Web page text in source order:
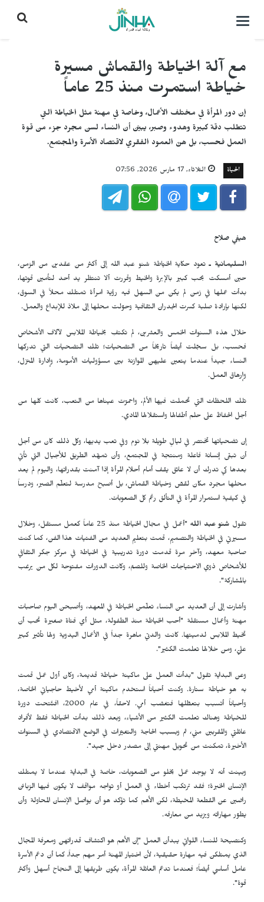
التحكم
مع آلة الخياطة والقماش مسيرة
خياطة استمرت منذ 25 عاماً
إن دور المرأة في مختلف الأعمال، وخاصة في مهنة مثل الخياطة التي
تتطلب دقة كبيرة وهدوء وصبر، يبيّن أن النساء لسن مجرد جزء من قوة
العمل فحسب، بل هنّ العمود الفقري لاقتصاد الأسرة والمجتمع.
الحياة الثلاثاء, 17 مارس 2026, 07:56
هيفي صلاح
السليمانية ـتعود حكاية الخيّاطة شنو عبد الله إلى أكثر من عقدين من الزمن،
حين أمسكت بحب كبير بالإبرة والخيط وقررت ألا تنتظر يد أحد لتأمين قوتها،
بدأت عملها في زمن لم يكن من السهل فيه رؤية امرأة تمتلك محلاً في السوق،
لكنها بإرادة صلبة كسرت الجدران الثقافية وحوّلت محلها إلى ملاذ للإبداع والعمل.
خلال هذه السنوات الخمس والعشرين، لم تكتفِ بخياطة الملابس لآلاف الأشخاص
فحسب، بل سجّلت أيضاً تاريخاً من التضحيات؛ تلك التضحيات التي تدركها
النساء جيداً عندما يتعين عليهن الموازنة بين مسؤوليات الأمومة، وإدارة المنزل،
وإرهاق العمل.
تلك اللحظات التي تحملت فيها الألم، واحمرّت عيناها من التعب، كانت كلها من
أجل الحفاظ على حلم أطفالها واستقلالها المادي.
إن تضحياتها تختصر في ليالٍ طويلة بلا نوم وفي تعب يديها، وكل ذلك كان من أجل
أن تبقى إنسانة فاعلة ومنتجة في المجتمع، وأن تمهّد الطريق للأجيال التي تأتي
بعدها كي تدرك أن لا عائق يقف أمام أحلام المرأة إذا آمنت بقدراتها، واليوم لم يعد
محلها مجرد مكان لقصّ وخياطة القماش، بل أصبح مدرسة لتعلّم الصبر، ودرساً
في كيفية استمرار المرأة في التألق رغم كل الصعوبات.
تقول شنو عبد الله
"أعمل في مجال الخياطة منذ 25 عاماً كعمل مستقل، وخلال
مسيرتي في الخياطة والتصميم، قمت بتعليم العديد من الفتيات هذا الفن، كما كنت
صاحبة معهد، وآخر مرة قدمت دورة تدريبية في الخياطة في مركز جكر الثقافي
للأشخاص ذوي الاحتياجات الخاصة وللصمّ، وكانت الدورات مفتوحة لكل من يرغب
بالمشاركة".
وأشارت إلى أن العديد من النساء تعلّمن الخياطة في المعهد، وأصبحن اليوم صاحبات
مهنة وأعمال مستقلة "أحب الخياطة منذ الطفولة، مثل أي فتاة صغيرة تحب أن
تخيط الملابس لدميتها. كانت والدتي ماهرة جداً في الأعمال اليدوية ولها تأثير كبير
عليّ، ومن خلالها تعلمت الكثير".
وعن البداية تقول "بدأت العمل على ماكينة خياطة قديمة، وكان أول عمل قمت
به هو خياطة ستارة. وكنت أحياناً استخدم ماكينة أمي لأخيط حاجياتي الخاصة،
وأحياناً أتسبب بتعطّلها فتغضب أمي. لاحقاً، في عام 2000، افتُتحت دورة
للخياطة وهناك تعلمت الكثير من الأشياء، وبعد ذلك بدأت الخياطة فقط لأفراد
عائلتي والمقربين مني، ثم وبسبب الحاجة والتغيّرات في الوضع الاقتصادي في السنوات
الأخيرة، تمكنت من تحويل مهنتي إلى مصدر دخل جيد".
وبينت أنه لا يوجد عمل يخلو من الصعوبات، خاصة في البداية عندما لا يمتلك
الإنسان الخبرة؛ فقد ترتكب أخطاء في العمل أو تواجه مواقف لا يكون فيها الزبائن
راضين عن القطعة المخيطة، لكن الأهم كما تؤكد هو أن يواصل الإنسان المحاولة وأن
يطوّر مهاراته ويزيد من معارفه.
وكنصيحة للنساء اللواتي يبدأن العمل "إن الأهم هو اكتشاف قدراتهن ومعرفة المجال
الذي يمتلكن فيه مهارة حقيقية، لأن اختيار المهنة أمر مهم جداً، كما أن دعم الأسرة
عامل أساسي أيضاً؛ فعندما تدعم العائلة المرأة، يكون طريقها إلى النجاح أسهل وأكثر
قوة".